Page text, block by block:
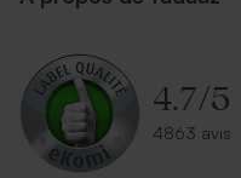
4.7/5
4863 avis